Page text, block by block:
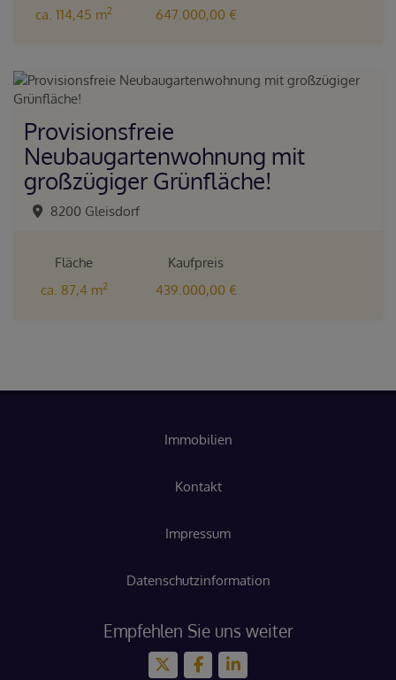
ca. 114,45 m2
647.000,00 €
Provisionsfreie
Neubaugartenwohnung mit
großzügiger Grünfläche!
8200 Gleisdorf
Fläche
ca. 87,4 m2
Kaufpreis
439.000,00 €
Immobilien
Kontakt
Impressum
Datenschutzinformation
Empfehlen Sie uns weiter